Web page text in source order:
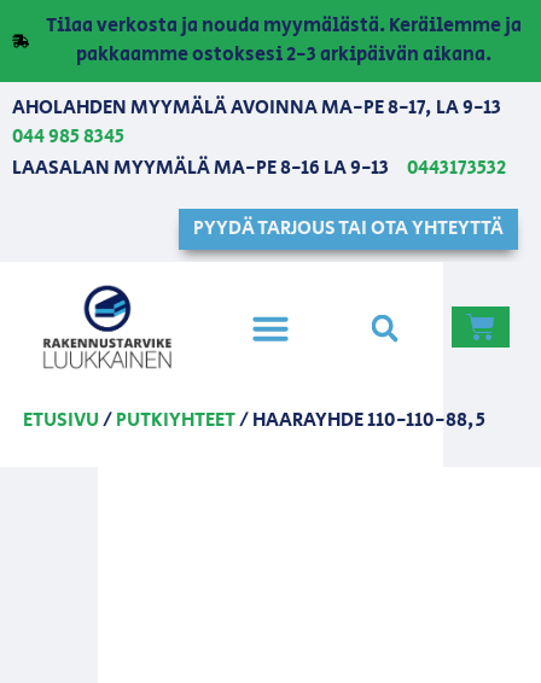
Tilaa verkosta ja nouda myymälästä. Keräilemme ja
pakkaamme ostoksesi 2-3 arkipäivän aikana.
AHOLAHDEN MYYMÄLÄ AVOINNA MA-PE 8-17, LA 9-13
044 985 8345
LAASALAN MYYMÄLÄ MA-PE 8-16 LA 9-13
0443173532
PYYDÄ TARJOUS TAI OTA YHTEYTTÄ
ETUSIVU/PUTKIYHTEET/ HAARAYHDE 110-110-88,5